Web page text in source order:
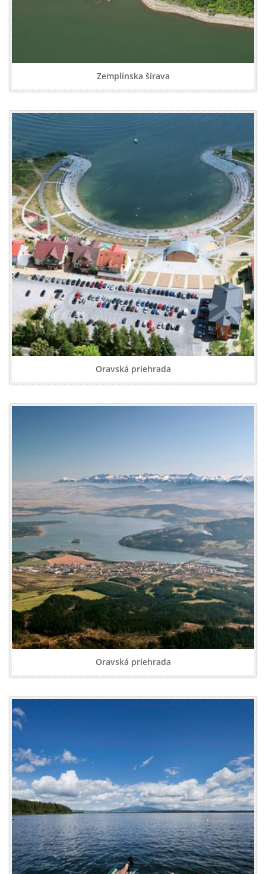
Zemplínska šírava
Oravská priehrada
Oravská priehrada